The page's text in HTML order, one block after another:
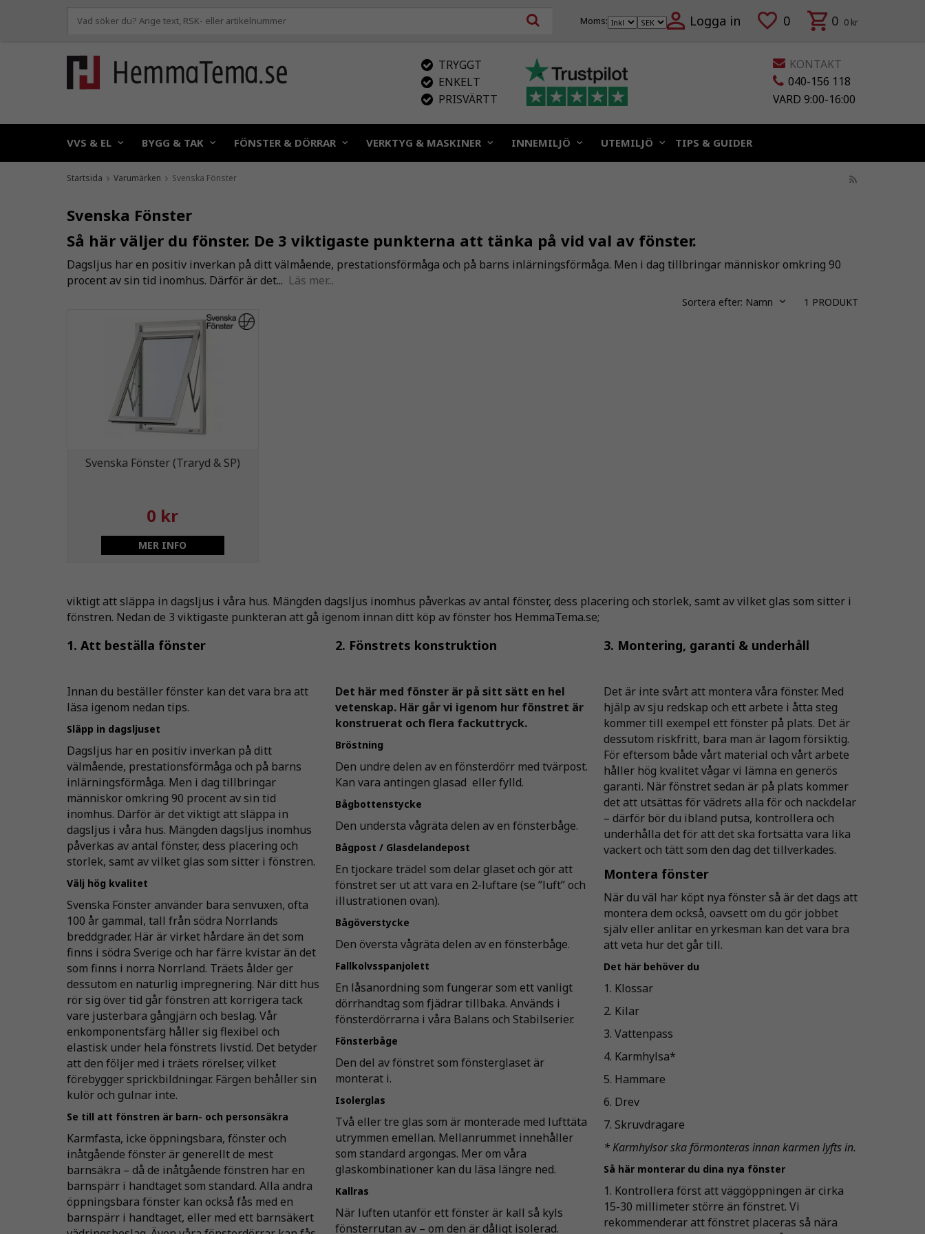
Moms: Logga in 0 0 0 kr
KONTAKT
040-156 118
VARD 9:00-16:00
TRYGGT
ENKELT
PRISVÄRTT
VVS & EL BYGG & TAK FÖNSTER & DÖRRAR VERKTYG & MASKINER INNEMILJÖ UTEMILJÖ TIPS & GUIDER
Startsida Varumärken Svenska Fönster
Svenska Fönster
Så här väljer du fönster. De 3 viktigaste punkterna att tänka på vid val av fönster.
Dagsljus har en positiv inverkan på ditt välmående, prestationsförmåga och på barns inlärningsförmåga. Men i dag tillbringar människor omkring 90
procent av sin tid inomhus. Därför är det... Läs mer...
Sortera efter: Namn 1 PRODUKT
Svenska Fönster (Traryd & SP)
0 kr
MER INFO
viktigt att släppa in dagsljus i våra hus. Mängden dagsljus inomhus påverkas av antal fönster, dess placering och storlek, samt av vilket glas som sitter i
fönstren. Nedan de 3 viktigaste punkteran att gå igenom innan ditt köp av fönster hos HemmaTema.se;
1. Att beställa fönster
Innan du beställer fönster kan det vara bra att
läsa igenom nedan tips.
Släpp in dagsljuset
Dagsljus har en positiv inverkan på ditt
välmående, prestationsförmåga och på barns
inlärningsförmåga. Men i dag tillbringar
människor omkring 90 procent av sin tid
inomhus. Därför är det viktigt att släppa in
dagsljus i våra hus. Mängden dagsljus inomhus
påverkas av antal fönster, dess placering och
storlek, samt av vilket glas som sitter i fönstren.
Välj hög kvalitet
Svenska Fönster använder bara senvuxen, ofta
100 år gammal, tall från södra Norrlands
breddgrader. Här är virket hårdare än det som
finns i södra Sverige och har färre kvistar än det
som finns i norra Norrland. Träets ålder ger
dessutom en naturlig impregnering. När ditt hus
rör sig över tid går fönstren att korrigera tack
vare justerbara gångjärn och beslag. Vår
enkomponentsfärg håller sig flexibel och
elastisk under hela fönstrets livstid. Det betyder
att den följer med i träets rörelser, vilket
förebygger sprickbildningar. Färgen behåller sin
kulör och gulnar inte.
Se till att fönstren är barn- och personsäkra
Karmfasta, icke öppningsbara, fönster och
inåtgående fönster är generellt de mest
barnsäkra – då de inåtgående fönstren har en
barnspärr i handtaget som standard. Alla andra
öppningsbara fönster kan också fås med en
barnspärr i handtaget, eller med ett barnsäkert
2. Fönstrets konstruktion
Det här med fönster är på sitt sätt en hel
vetenskap. Här går vi igenom hur fönstret är
konstruerat och flera fackuttryck.
Bröstning
Den undre delen av en fönsterdörr med tvärpost.
Kan vara antingen glasad eller fylld.
Bågbottenstycke
Den understa vågräta delen av en fönsterbåge.
Bågpost / Glasdelandepost
En tjockare trädel som delar glaset och gör att
fönstret ser ut att vara en 2-luftare (se ”luft” och
illustrationen ovan).
Bågöverstycke
Den översta vågräta delen av en fönsterbåge.
Fallkolvsspanjolett
En låsanordning som fungerar som ett vanligt
dörrhandtag som fjädrar tillbaka. Används i
fönsterdörrarna i våra Balans­ och Stabilserier.
Fönsterbåge
Den del av fönstret som fönsterglaset är
monterat i.
Isolerglas
Två eller tre glas som är monterade med lufttäta
utrymmen emellan. Mellanrummet innehåller
som standard argongas. Mer om våra
glaskombinationer kan du läsa längre ned.
Kallras
När luften utanför ett fönster är kall så kyls
fönsterrutan av – om den är dåligt isolerad.
3. Montering, garanti & underhåll
Det är inte svårt att montera våra fönster. Med
hjälp av sju redskap och ett arbete i åtta steg
kommer till exempel ett fönster på plats. Det är
dessutom riskfritt, bara man är lagom försiktig.
För eftersom både vårt material och vårt arbete
håller hög kvalitet vågar vi lämna en generös
garanti. När fönstret sedan är på plats kommer
det att utsättas för vädrets alla för och nackdelar
– därför bör du ibland putsa, kontrollera och
underhålla det för att det ska fortsätta vara lika
vackert och tätt som den dag det tillverkades.
Montera fönster
När du väl har köpt nya fönster så är det dags att
montera dem också, oavsett om du gör jobbet
själv eller anlitar en yrkesman kan det vara bra
att veta hur det går till.
Det här behöver du
1. Klossar
2. Kilar
3. Vattenpass
4. Karmhylsa*
5. Hammare
6. Drev
7. Skruvdragare
* Karmhylsor ska förmonteras innan karmen lyfts in.
Så här monterar du dina nya fönster
1. Kontrollera först att väggöppningen är cirka
15-30 millimeter större än fönstret. Vi
rekommenderar att fönstret placeras så nära